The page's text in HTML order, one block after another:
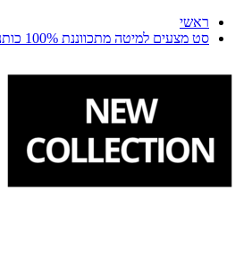
ראשי
סט מצעים למיטה מתכווננת 100% כותנה דגם לבבות